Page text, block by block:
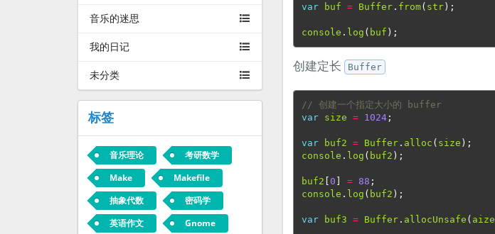
音乐的迷思
我的日记
未分类
标签
音乐理论
考研数学
Make
Makefile
抽象代数
密码学
英语作文
Gnome
var buf = Buffer . from( str);
console . log ( buf );
创建定长 Buffer
// 创建一个指定大小的 buffer
var size = 1024 ;
var buf2 = Buffer . alloc ( size );
console . log ( buf2 );
buf2 [0 = 88 ;
console . log ( buf2 );
var buf3 = Buffer . allocUnsafe ( aize